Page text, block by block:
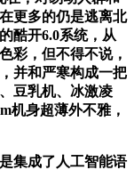
更多的仍是逃离北
酷开6.0系统，从
彩，但不得不说，
并和严寒构成一把
豆乳机、冰激凌
机身超薄外不雅，
集成了人工智能语